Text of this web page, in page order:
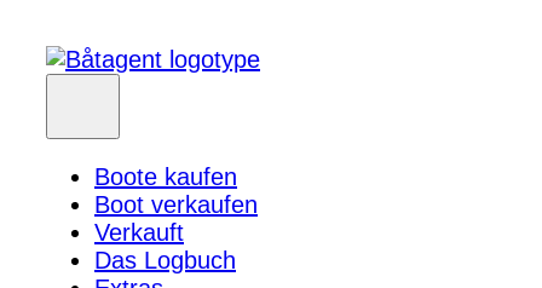
Boote kaufen
Boot verkaufen
Verkauft
Das Logbuch